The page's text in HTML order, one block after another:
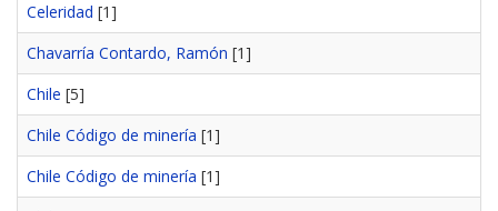
Celeridad [1]
Chavarría Contardo, Ramón [1]
Chile [5]
Chile Código de minería [1]
Chile Código de minería [1]